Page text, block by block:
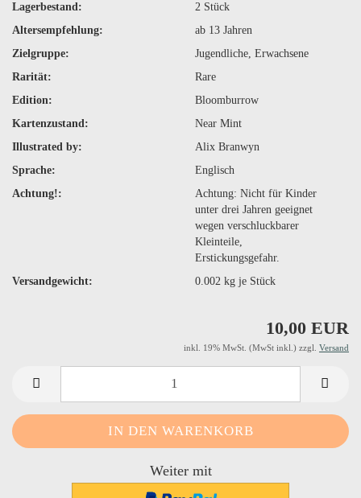
Lagerbestand: 2 Stück
Altersempfehlung:
ab 13 Jahren
Zielgruppe:
Jugendliche, Erwachsene
Rarität:
Rare
Edition:
Bloomburrow
Kartenzustand:
Near Mint
Illustrated by:
Alix Branwyn
Sprache:
Englisch
Achtung!:
Achtung: Nicht für Kinder
unter drei Jahren geeignet
wegen verschluckbarer
Kleinteile,
Erstickungsgefahr.
Versandgewicht:
0.002kg je Stück
10,00 EUR
inkl. 19% MwSt. (MwSt inkl.) zzgl. Versand
Weiter mit